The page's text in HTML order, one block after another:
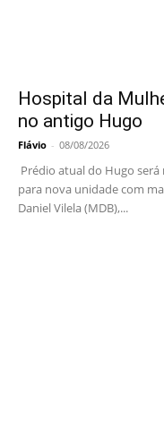
Hospital da
no antigo Hugo
Flávio - 08/08/2026
Prédio atual do Hugo
para nova unidade com
Daniel Vilela (MDB),...